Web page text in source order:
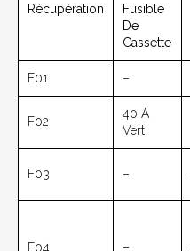
Récupération
Fusible
De
Cassette
F01 –
F02
40 A
Vert
F03 –
F04 –